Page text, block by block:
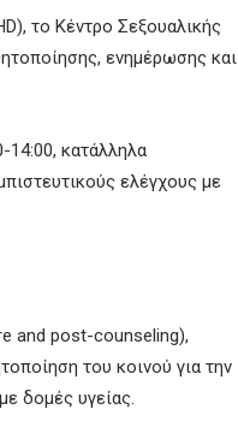
το Κέντρο Σεξουαλικής
ενημέρωσης και
14:00, κατάλληλα
ελέγχους με
and post-counseling),
του κοινού για την
δομές υγείας.